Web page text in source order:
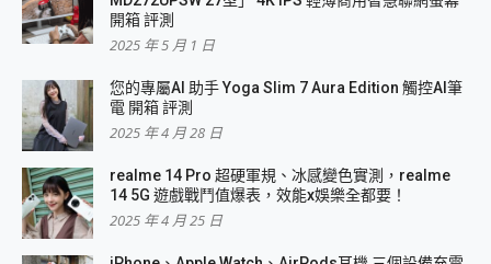
開箱 評測
2025 年 5 月 1 日
您的專屬AI 助手 Yoga Slim 7 Aura Edition 觸控AI筆
電 開箱 評測
2025 年 4 月 28 日
realme 14 Pro 超硬軍規、冰感變色實測，realme
14 5G 遊戲戰鬥值爆表，效能x娛樂全都要！
2025 年 4 月 25 日